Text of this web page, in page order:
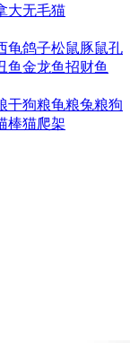
大无毛猫
龟鸽子松鼠豚鼠孔
鱼金龙鱼招财鱼
干狗粮龟粮兔粮狗
棒猫爬架